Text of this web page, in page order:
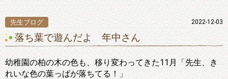
先生ブログ 2022-12-03
落ち葉で遊んだよ 年中さん
幼稚園の柏の木の色も、移り変わってきた11月「先生、き
れいな色の葉っぱが落ちてる！」